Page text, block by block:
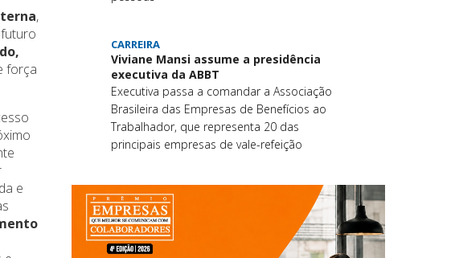
,
força
e
CARREIRA
Viviane Mansi assume a presidência
executiva da ABBT
Executiva passa a comandar a Associação
Brasileira das Empresas de Benefícios ao
Trabalhador, que representa 20 das
principais empresas de vale-refeição